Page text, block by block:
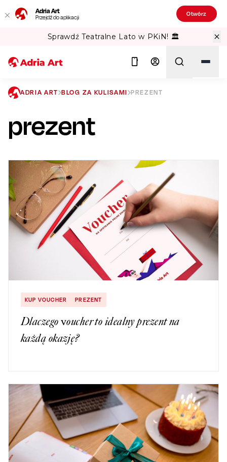
Adria Art
Przejdź do aplikacji Otwórz
Sprawdź Teatralne Lato w PKiN! 🏛️
ADRIA ART BLOG ZA KULISAMI PREZENT
prezent
KUP VOUCHER PREZENT
Dlaczego voucher to idealny prezent na
każdą okazję?